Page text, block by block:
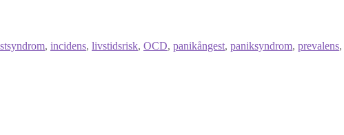
, incidens, livstidsrisk, OCD, panikångest, paniksyndrom, prevalens,